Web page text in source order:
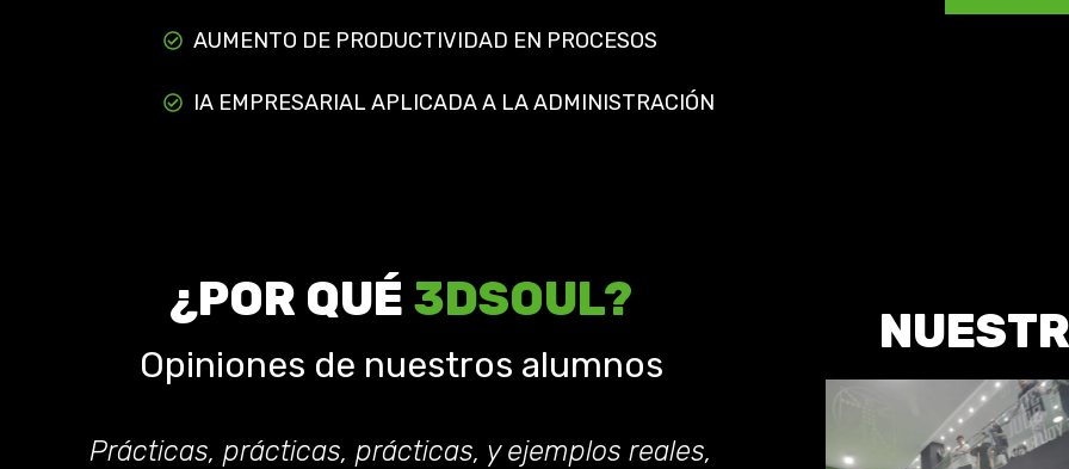
AUMENTO DE PRODUCTIVIDAD EN PROCESOS
IA EMPRESARIAL APLICADA A LA ADMINISTRACIÓN
¿POR QUÉ 3DSOUL?
Opiniones de nuestros alumnos
Prácticas, prácticas, prácticas, y ejemplos reales,
Lo mas